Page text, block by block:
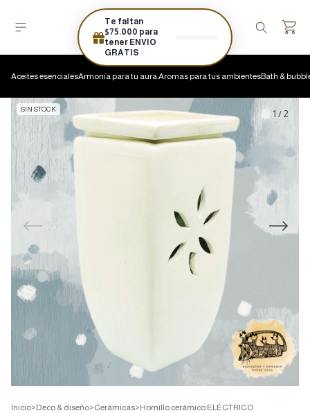
Aceites esencialesArmonía para tu aura.Aromas para tus ambientesBath &
SIN STOCK 1 /2
Inicio>Deco & diseño>Cerámicas>Hornillo cerámico ELÉCTRICO
Te faltan
$75.000 para
tener ENVIO
GRATIS